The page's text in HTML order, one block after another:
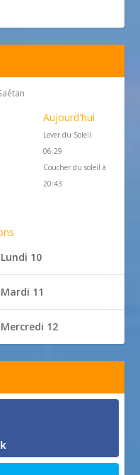
Aujourd'hui
Lever du Soleil
06:29
Coucher du soleil à
20:43
Lundi 10
Mardi 11
Mercredi 12